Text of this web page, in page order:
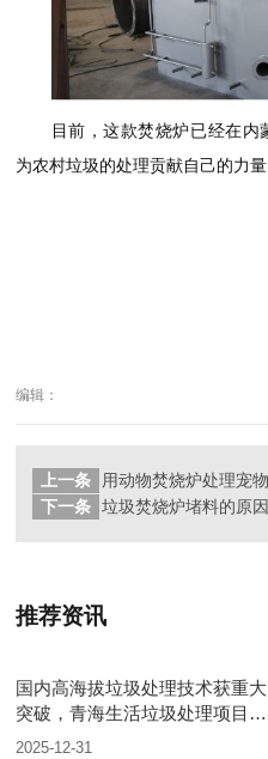
目前，这款焚烧炉已经在内
为农村垃圾的处理贡献自己的力量
编辑：
上一条
用动物焚烧炉处理宠
下一条 垃圾焚烧炉堵料的原
推荐资讯
国内高海拔垃圾处理技术获重大
突破，青海生活垃圾处理项目树
行业新标杆
2025-12-31